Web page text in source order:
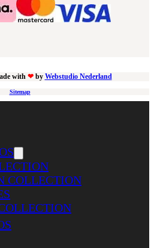
with ❤ by Webstudio Nederland
Sitemap
COLLECTION